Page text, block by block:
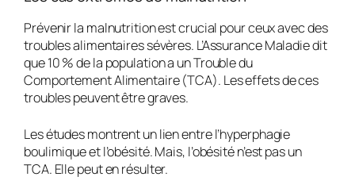
Prévenir la malnutrition est crucial pour ceux avec des
troubles alimentaires sévères. L’Assurance Maladie dit
que 10 % de la population a un Trouble du
Comportement Alimentaire (TCA). Les effets de ces
troubles peuvent être graves.
Les études montrent un lien entre l’hyperphagie
boulimique et l’obésité. Mais, l’obésité n’est pas un
TCA. Elle peut en résulter.